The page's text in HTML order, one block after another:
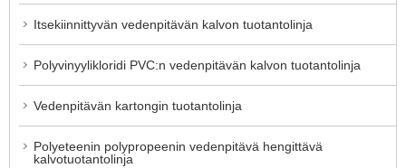
Itsekiinnittyvän vedenpitävän kalvon tuotantolinja
Polyvinyylikloridi PVC:n vedenpitävän kalvon tuotantolinja
Vedenpitävän kartongin tuotantolinja
Polyeteenin polypropeenin vedenpitävä hengittävä
kalvotuotantolinja